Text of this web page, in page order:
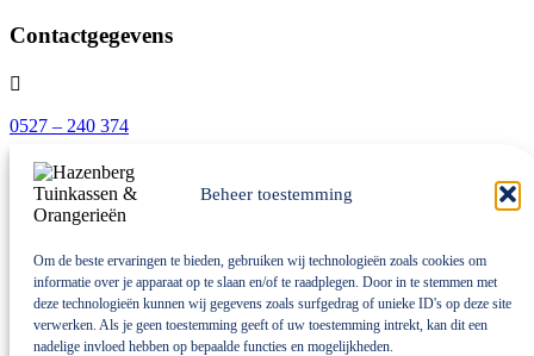
Beheer toestemming
Om de beste ervaringen te bieden, gebruiken wij technologieën zoals cookies om
informatie over je apparaat op te slaan en/of te raadplegen. Door in te stemmen met
deze technologieën kunnen wij gegevens zoals surfgedrag of unieke ID's op deze site
verwerken. Als je geen toestemming geeft of uw toestemming intrekt, kan dit een
nadelige invloed hebben op bepaalde functies en mogelijkheden.
Contactgegevens

0527 – 240 374
info@hazenbergtuinkassen.nl
Zuiderringweg 13-I